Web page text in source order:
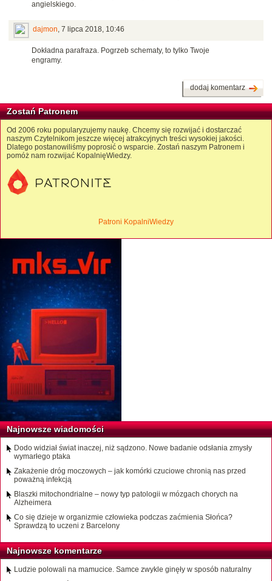
angielskiego.
dajmon, 7 lipca 2018, 10:46
Dokładna parafraza. Pogrzeb schematy, to tylko Twoje
engramy.
dodaj komentarz
Zostań Patronem
Od 2006 roku popularyzujemy naukę. Chcemy się rozwijać i dostarczać
naszym Czytelnikom jeszcze więcej atrakcyjnych treści wysokiej jakości.
Dlatego postanowiliśmy poprosić o wsparcie. Zostań naszym Patronem i
pomóż nam rozwijać KopalnięWiedzy.
Patroni KopalniWiedzy
Najnowsze wiadomości
Dodo widział świat inaczej, niż sądzono. Nowe badanie odsłania zmysły
wymarłego ptaka
Zakażenie dróg moczowych – jak komórki czuciowe chronią nas przed
poważną infekcją
Blaszki mitochondrialne – nowy typ patologii w mózgach chorych na
Alzheimera
Co się dzieje w organizmie człowieka podczas zaćmienia Słońca?
Sprawdzą to uczeni z Barcelony
Najnowsze komentarze
Ludzie polowali na mamucice. Samce zwykle ginęły w sposób naturalny